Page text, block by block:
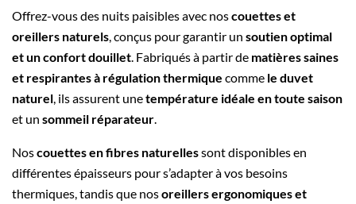
Offrez-vous des nuits paisibles avec noscouettes et
oreillers naturels , conçus pour garantir un soutien optimal
et un confort douillet . Fabriqués à partir de matières saines
et respirantes à régulation thermique comme le duvet
naturel , ils assurent unetempérature idéale en toute saison
et un sommeil réparateur
Noscouettes en fibres naturellessont disponibles en
différentes épaisseurs pour s’adapter à vos besoins
thermiques, tandis que nosoreillers ergonomiques et